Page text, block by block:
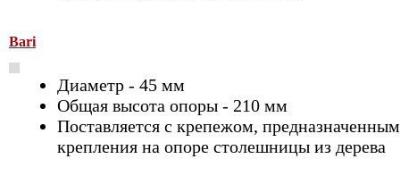
Bari
Диаметр - 45 мм
Общая высота опоры - 210 мм
Поставляется с крепежом,
крепления на опоре столешницы из дерева